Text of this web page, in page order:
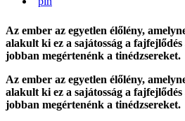
Az ember az egyetlen élőlény,
alakult ki ez a sajátosság a
jobban megértenénk a tinédzsereket.
Az ember az egyetlen élőlény,
alakult ki ez a sajátosság a
jobban megértenénk a tinédzsereket.